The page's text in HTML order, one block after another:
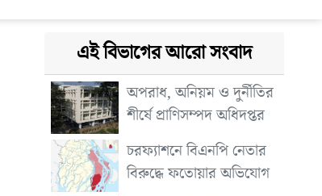
এই বিভাগের আরো সংবাদ
অপরাধ, অনিয়ম ও দুর্নীতির
শীর্ষে প্রাণিসম্পদ অধিদপ্তর
চরফ্যাশনে বিএনপি নেতার
বিরুদ্ধে ফতোয়ার অভিযোগ